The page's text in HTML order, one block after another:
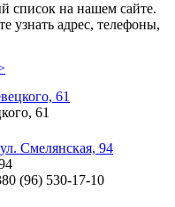
список на нашем сайте.
узнать адрес, телефоны,
61
61
Смелянская, 94
(96) 530-17-10